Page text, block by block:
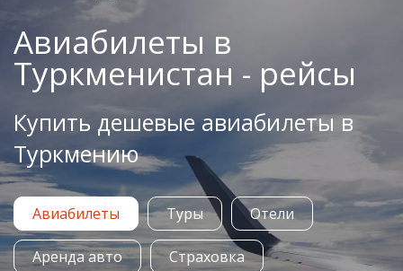
Авиабилеты в
Туркменистан - рейсы
Купить дешевые авиабилеты в
Туркмению
Авиабилеты Туры Отели
Аренда авто Страховка